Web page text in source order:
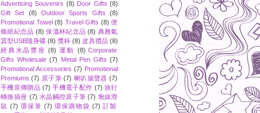
Advertising Souvenirs (8) Door Gifts (8)
Gift Set
(8) Outdoor Sports Gifts
(8)
Promotional Towel (8) Travel Gifts (8) 便
條紙紀念品 (8) 保溫杯紀念品 (8) 典雅氣
質型USB隨身碟 (8) 獎杯 (8) 皮具禮品 (8)
經典水晶獎座 (8) 運動 (8) Corporate
Gifts Wholesale (7) Metal Pen Gifts (7)
Promotional Accessories (7) Promotional
Premiums (7) 原子筆 (7) 喇叭揚聲器 (7)
手機宣傳贈品 (7) 手機電子配件 (7) 旅行
轉換插座 (7) 水晶觸控原子筆 (7) 無線滑
鼠 (7) 環保筆 (7) 環保購物袋 (7) 訂製